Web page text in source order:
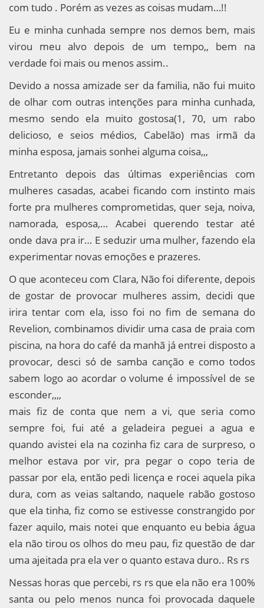
com tudo . Porém as vezes as coisas mudam…!!
Eu e minha cunhada sempre nos demos bem, mais
virou meu alvo depois de um tempo,, bem na
verdade foi mais ou menos assim..
Devido a nossa amizade ser da familia, não fui muito
de olhar com outras intenções para minha cunhada,
mesmo sendo ela muito gostosa(1, 70, um rabo
delicioso, e seios médios, Cabelão) mas irmã da
minha esposa, jamais sonhei alguma coisa,,,
Entretanto depois das últimas experiências com
mulheres casadas, acabei ficando com instinto mais
forte pra mulheres comprometidas, quer seja, noiva,
namorada, esposa,… Acabei querendo testar até
onde dava pra ir… E seduzir uma mulher, fazendo ela
experimentar novas emoções e prazeres.
O que aconteceu com Clara, Não foi diferente, depois
de gostar de provocar mulheres assim, decidi que
irira tentar com ela, isso foi no fim de semana do
Revelion, combinamos dividir uma casa de praia com
piscina, na hora do café da manhã já entrei disposto a
provocar, desci só de samba canção e como todos
sabem logo ao acordar o volume é impossível de se
esconder,,,,
mais fiz de conta que nem a vi, que seria como
sempre foi, fui até a geladeira peguei a agua e
quando avistei ela na cozinha fiz cara de surpreso, o
melhor estava por vir, pra pegar o copo teria de
passar por ela, então pedi licença e rocei aquela pika
dura, com as veias saltando, naquele rabão gostoso
que ela tinha, fiz como se estivesse constrangido por
fazer aquilo, mais notei que enquanto eu bebia água
ela não tirou os olhos do meu pau, fiz questão de dar
uma ajeitada pra ela ver o quanto estava duro.. Rs rs
Nessas horas que percebi, rs rs que ela não era 100%
santa ou pelo menos nunca foi provocada daquele